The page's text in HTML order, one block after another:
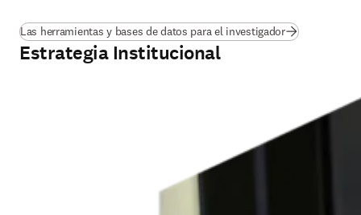
Las herramientas y bases de datos para el investigador
Estrategia Institucional